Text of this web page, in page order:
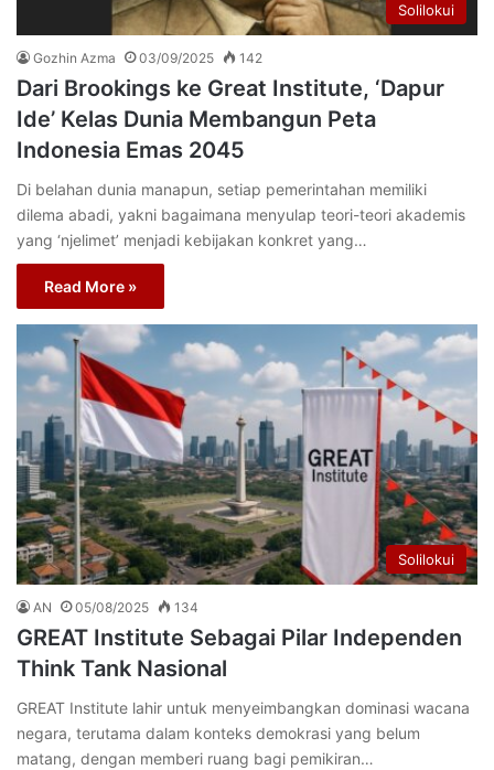
Solilokui
Gozhin Azma 03/09/2025 142
Dari Brookings ke Great Institute, ‘Dapur
Ide’ Kelas Dunia Membangun Peta
Indonesia Emas 2045
Di belahan dunia manapun, setiap pemerintahan memiliki
dilema abadi, yakni bagaimana menyulap teori-teori akademis
yang ‘njelimet’ menjadi kebijakan konkret yang…
Read More »
Solilokui
AN 05/08/2025 134
GREAT Institute Sebagai Pilar Independen
Think Tank Nasional
GREAT Institute lahir untuk menyeimbangkan dominasi wacana
negara, terutama dalam konteks demokrasi yang belum
matang, dengan memberi ruang bagi pemikiran…